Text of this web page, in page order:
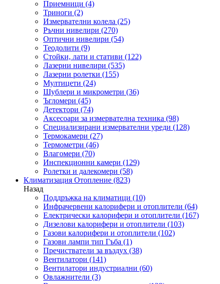
Приемници (4)
Триноги (2)
Измервателни колела (25)
Ръчни нивелири (270)
Оптични нивелири (54)
Теодолити (9)
Стойки, лати и стативи (122)
Лазерни нивелири (535)
Лазерни ролетки (155)
Мултицети (24)
Шублери и микрометри (36)
Ъгломери (45)
Детектори (74)
Аксесоари за измервателна техника (98)
Специализирани измервателни уреди (128)
Термокамери (27)
Термометри (46)
Влагомери (70)
Инспекционни камери (129)
Ролетки и далекомери (58)
Климатизация Отопление (823)
Назад
Поддръжка на климатици (10)
Инфрачервени калорифери и отоплители (64)
Електрически калорифери и отоплители (167)
Дизелови калорифери и отоплители (103)
Газови калорифери и отоплители (102)
Газови лампи тип Гъба (1)
Пречистватели за въздух (38)
Вентилатори (141)
Вентилатори индустриални (60)
Овлажнители (3)